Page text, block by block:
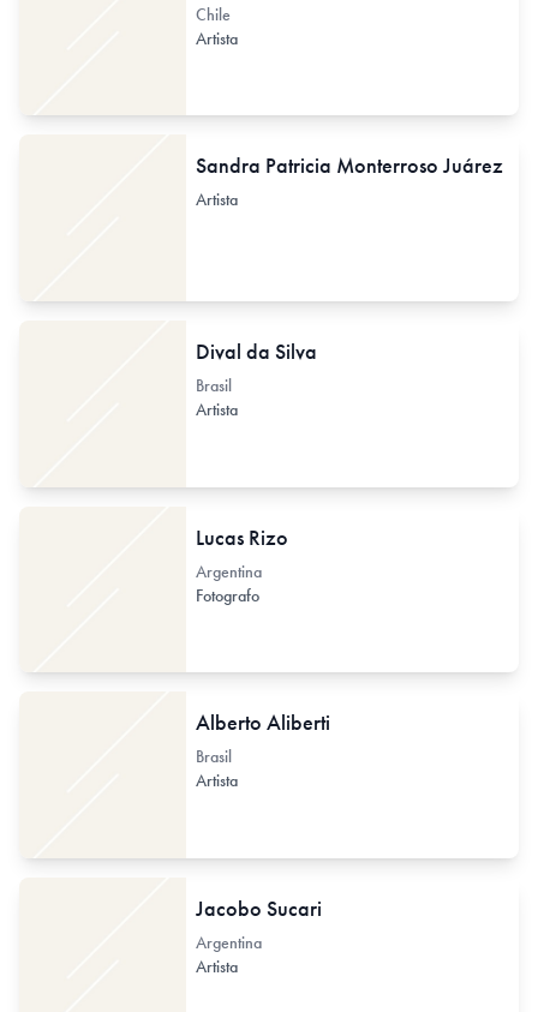
Chile
Artista
Sandra Patricia Monterroso Juárez
Artista
Dival da Silva
Brasil
Artista
Lucas Rizo
Argentina
Fotografo
Alberto Aliberti
Brasil
Artista
Jacobo Sucari
Argentina
Artista